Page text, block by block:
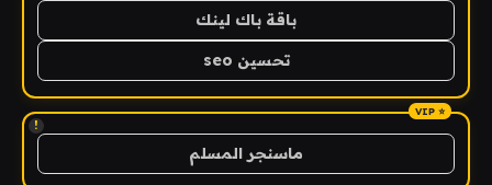
باقة باك لينك
تحسين seo
!
ماسنجر المسلم